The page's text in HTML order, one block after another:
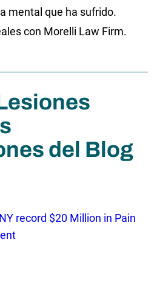
mental que ha sufrido.
con Morelli Law Firm.
del Blog